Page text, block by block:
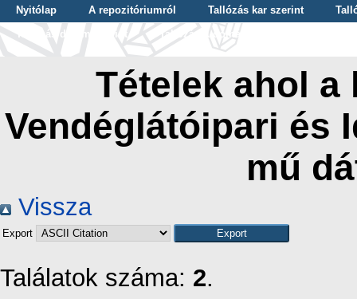
Nyitólap A repozitóriumról Tallózás kar szerint
Tallózás dátum szerint
Tallózás tudományterület szerint
Tételek ahol
Vendéglátóipari és
mű
Vissza
Export
Találatok száma: 2.